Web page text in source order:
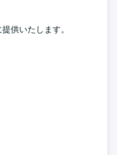
供いたします。